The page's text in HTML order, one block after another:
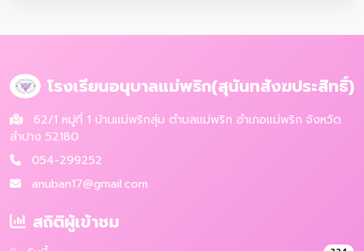
โรงเรียนอนุบาลแม่พริก(สุนันทสังฆประสิทธิ์)
62/1 หมู่ที่ 1 บ้านแม่พริกลุ่ม ตำบลแม่พริก อำเภอแม่พริก จังหวัด
ลำปาง 52180
054-299252
anuban17@gmail.com
สถิติผู้เข้าชม